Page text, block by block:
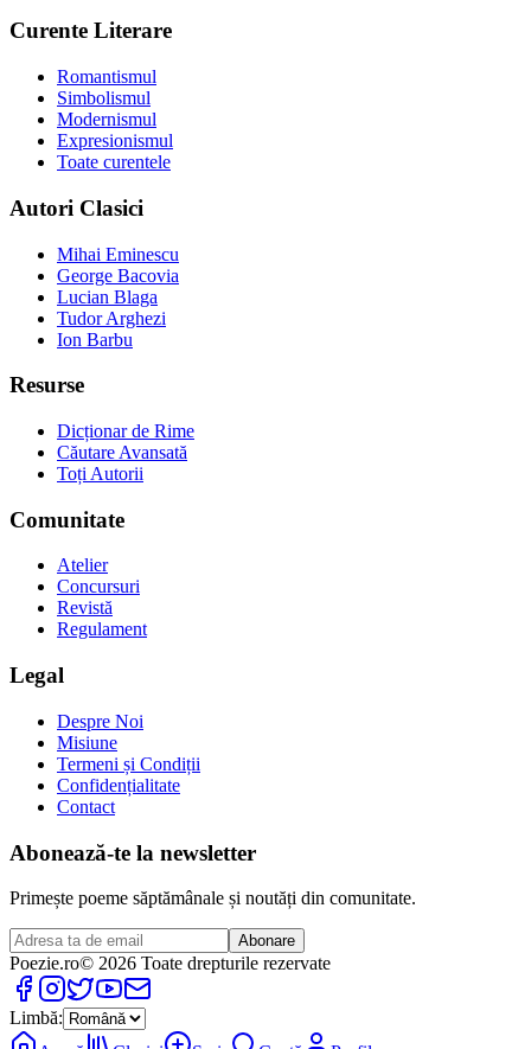
Curente Literare
Romantismul
Simbolismul
Modernismul
Expresionismul
Toate curentele
Autori Clasici
Mihai Eminescu
George Bacovia
Lucian Blaga
Tudor Arghezi
Ion Barbu
Resurse
Dicționar de Rime
Căutare Avansată
Toți Autorii
Comunitate
Atelier
Concursuri
Revistă
Regulament
Legal
Despre Noi
Misiune
Termeni și Condiții
Confidențialitate
Contact
Abonează-te la newsletter
Primește poeme săptămânale și noutăți din comunitate.
Abonare
Poezie.ro© 2026 Toate drepturile rezervate
Limbă: